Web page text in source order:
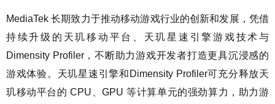
MediaTek 长期致力于推动移动游戏行业的创新和发展，凭借
持续升级的天玑移动平台、天玑星速引擎游戏技术与
Dimensity Profiler，不断助力游戏开发者打造更具沉浸感的
游戏体验。天玑星速引擎和Dimensity Profiler可充分释放天
玑移动平台的 CPU、GPU 等计算单元的强劲算力，助力游